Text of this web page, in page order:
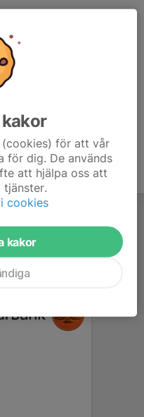
för att vår
för dig. De används
att hjälpa oss att
cookies
kakor